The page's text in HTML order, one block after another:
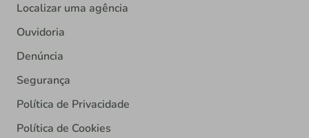
Localizar uma agência
Ouvidoria
Denúncia
Segurança
Política de Privacidade
Política de Cookies